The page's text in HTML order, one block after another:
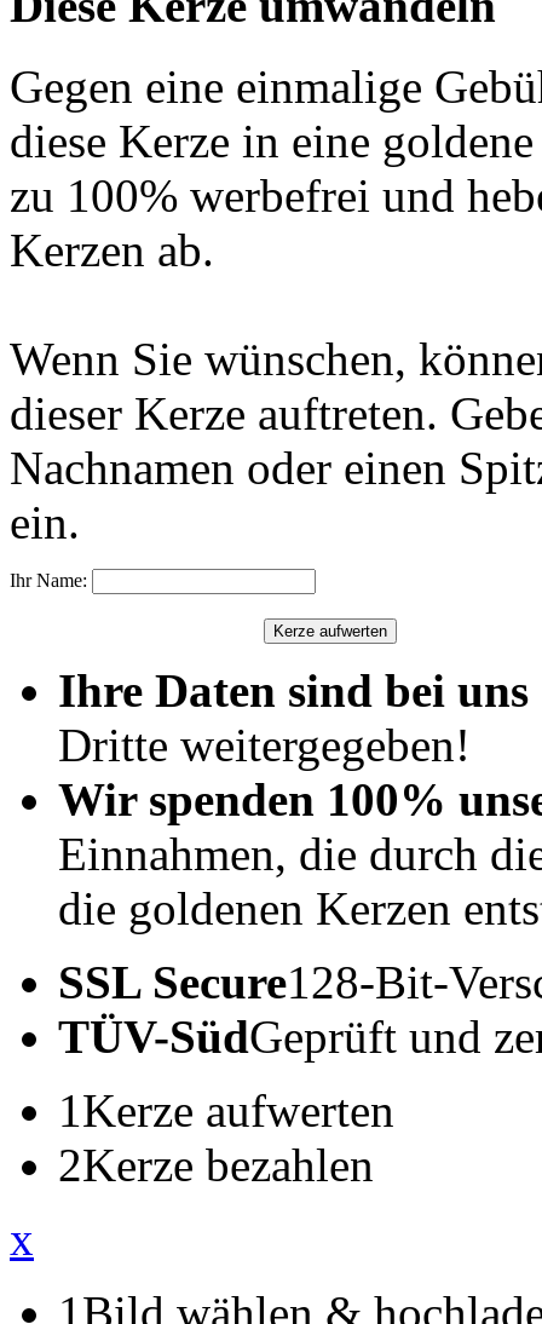
Gegen eine einmalige
diese Kerze in eine
zu 100% werbefrei und
Kerzen ab.
Wenn Sie wünschen,
dieser Kerze auftreten.
Nachnamen oder einen
ein.
Ihr Name:
Ihre Daten sind bei uns
Dritte weitergegeben!
Wir spenden 100%
Einnahmen, die durch
die goldenen Kerzen
SSL Secure128-Bit-
TÜV-SüdGeprüft und
1Kerze aufwerten
2Kerze bezahlen
x
1 Bild wählen &